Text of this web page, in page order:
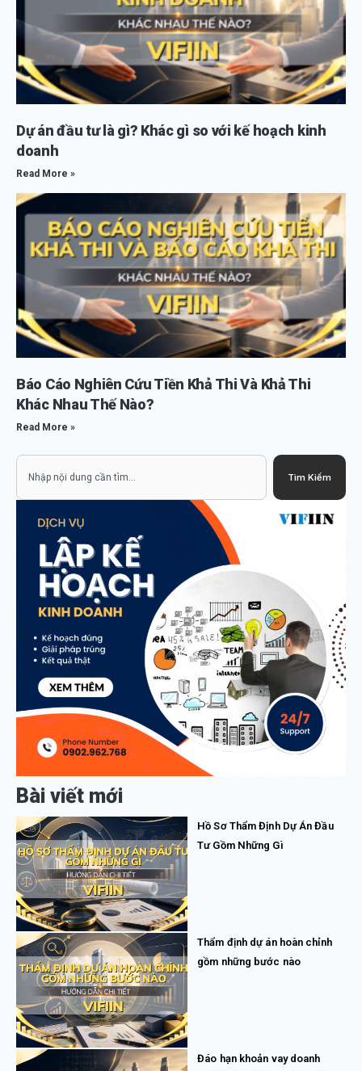
Dự án đầu tư là gì? Khác gì so với kế hoạch kinh
doanh
Read More »
Báo Cáo Nghiên Cứu Tiền Khả Thi Và Khả Thi
Khác Nhau Thế Nào?
Read More »
Tìm Kiếm
Bài viết mới
Hồ Sơ Thẩm Định Dự Án Đầu
Tư Gồm Những Gì
Thẩm định dự án hoàn chỉnh
gồm những bước nào
Đáo hạn khoản vay doanh